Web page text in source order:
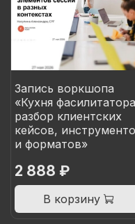
Запись воркшопа
«Кухня
разбор клиентских
кейсов,
и форматов»
2 888 ₽
В корзину